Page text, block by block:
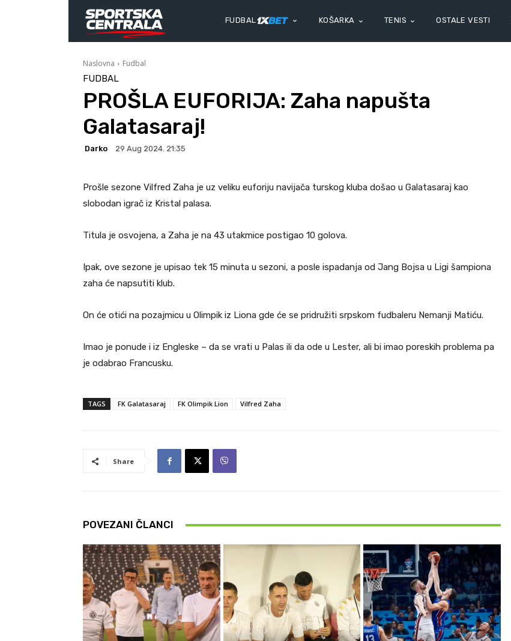
FUDBAL KOŠARKA TENIS OSTALE VESTI
Naslovna Fudbal
FUDBAL
PROŠLA EUFORIJA: Zaha napušta
Galatasaraj!
Darko 29 Aug 2024. 21:35
Prošle sezone Vilfred Zaha je uz veliku euforiju navijača turskog kluba došao u Galatasaraj kao
slobodan igrač iz Kristal palasa.
Titula je osvojena, a Zaha je na 43 utakmice postigao 10 golova.
Ipak, ove sezone je upisao tek 15 minuta u sezoni, a posle ispadanja od Jang Bojsa u Ligi šampiona
zaha će napsutiti klub.
On će otići na pozajmicu u Olimpik iz Liona gde će se pridružiti srpskom fudbaleru Nemanji Matiću.
Imao je ponude i iz Engleske – da se vrati u Palas ili da ode u Lester, ali bi imao poreskih problema pa
je odabrao Francusku.
TAGS FK Galatasaraj FK Olimpik Lion Vilfred Zaha
Share
POVEZANI ČLANCI